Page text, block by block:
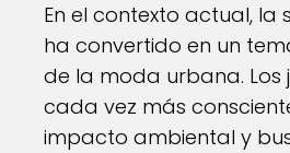
En el contexto actual, la
ha convertido en un
de la moda urbana. Los
cada vez más
impacto ambiental y